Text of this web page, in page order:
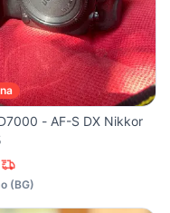
- AF-S DX Nikkor
(BG)